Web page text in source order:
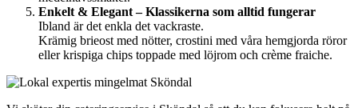
Enkelt & Elegant – Klassikerna som alltid fungerar
Ibland är det enkla det vackraste.
Krämig brieost med nötter, crostini med våra hemgjorda röror
eller krispiga chips toppade med löjrom och crème fraiche.